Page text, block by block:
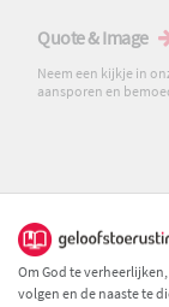
Quote & Image
Neem een kijkje in
aansporen en
Om God te
volgen en de naaste te